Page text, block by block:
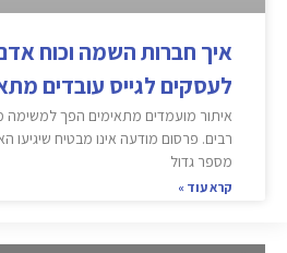
איך חברות השמה וכוח
לעסקים לגייס עובדים
איתור מועמדים מתאימים הפך למשימה
רבים. פרסום מודעה אינו מבטיח שיגיעו
מספר גדול
קרא עוד »